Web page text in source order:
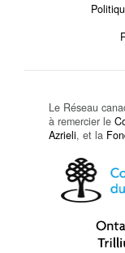
Le Réseau
à remercier le
Azrieli, et la